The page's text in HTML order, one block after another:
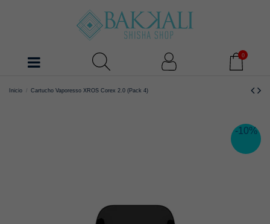
0
Inicio Cartucho Vaporesso XROS Corex 2.0 (Pack 4)
-10%